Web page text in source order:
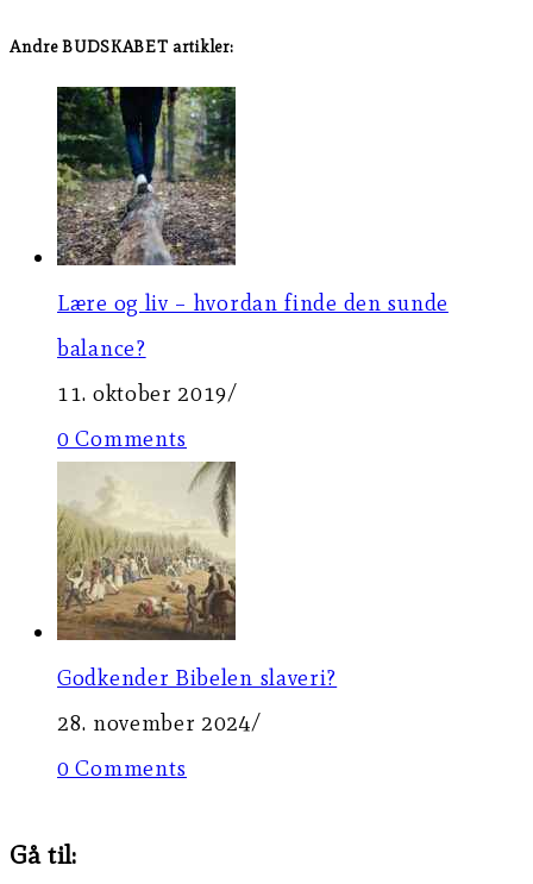
Andre BUDSKABET artikler:
Lære og liv – hvordan finde den sunde
balance?
11. oktober 2019/
0 Comments
Godkender Bibelen slaveri?
28. november 2024/
0 Comments
Gå til: